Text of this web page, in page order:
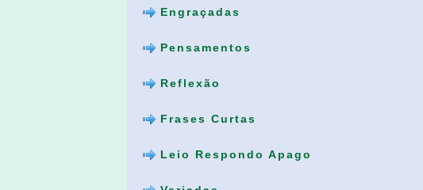
Engraçadas
Pensamentos
Reflexão
Frases Curtas
Leio Respondo Apago